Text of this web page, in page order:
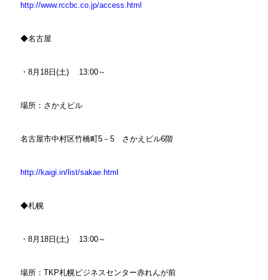
http://www.rccbc.co.jp/access.html
◆名古屋
・8月18日(土) 13:00～
場所：さかえビル
名古屋市中村区竹橋町5－5 さかえビル6階
http://kaigi.in/list/sakae.html
◆札幌
・8月18日(土) 13:00～
場所：TKP札幌ビジネスセンター赤れんが前